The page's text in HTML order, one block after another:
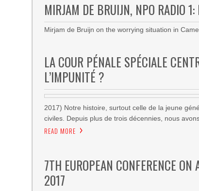
MIRJAM DE BRUIJN, NPO RADIO
Mirjam de Bruijn on the worrying situation in
LA COUR PÉNALE SPÉCIALE
L’IMPUNITÉ ?
2017) Notre histoire, surtout celle de la jeune
civiles. Depuis plus de trois décennies, nous
READ MORE
7TH EUROPEAN CONFERENCE
2017